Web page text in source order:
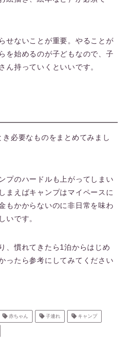
せないことが重要。やることが
を始めるのが子どもなので、子
ん持っていくといいです。
必要なものをまとめてみまし
プのハードルも上がってしまい
まえばキャンプはマイペースに
もかからないのに非日常を味わ
いです。
、慣れてきたら1泊からはじめ
ったら参考にしてみてください
赤ちゃん 子連れ キャンプ